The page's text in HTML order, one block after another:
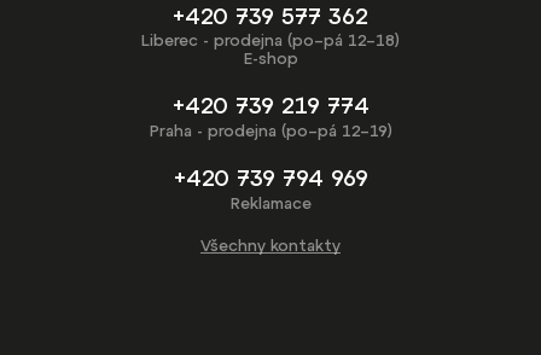
+420 739 577 362
Liberec - prodejna (po–pá 12–18)
E-shop
+420 739 219 774
Praha - prodejna (po–pá 12–19)
+420 739 794 969
Reklamace
Všechny kontakty